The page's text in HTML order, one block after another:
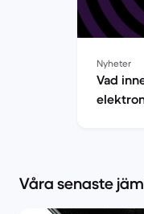
Nyheter
Vad
Våra senaste